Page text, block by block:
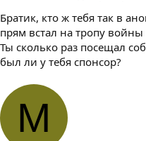
Братик, кто ж тебя так в
прям встал на тропу
Ты сколько раз посещал
был ли у тебя спонсор?
M